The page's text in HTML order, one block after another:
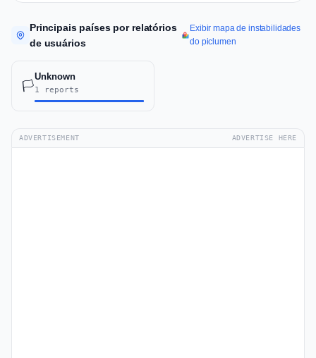
Principais países por relatórios
de usuários
Exibir mapa de instabilidades
do piclumen
🏳️
Unknown
1 reports
ADVERTISEMENT ADVERTISE HERE